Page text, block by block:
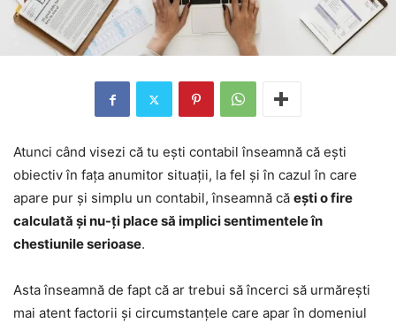
Atunci când visezi că tu ești contabil înseamnă că ești
obiectiv în fața anumitor situații, la fel și în cazul în care
apare pur și simplu un contabil, înseamnă că ești o fire
calculată și nu-ți place să implici sentimentele în
chestiunile serioase.
Asta înseamnă de fapt că ar trebui să încerci să urmărești
mai atent factorii și circumstanțele care apar în domeniul